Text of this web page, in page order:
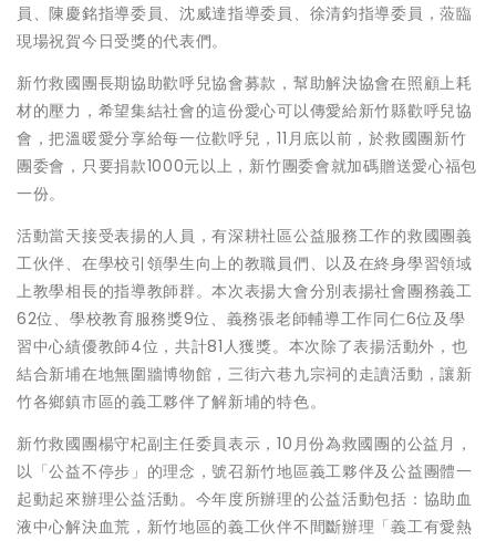
員、陳慶銘指導委員、沈威達指導委員、徐清鈞指導委員，蒞臨
現場祝賀今日受獎的代表們。
新竹救國團長期協助歡呼兒協會募款，幫助解決協會在照顧上耗
材的壓力，希望集結社會的這份愛心可以傳愛給新竹縣歡呼兒協
會，把溫暖愛分享給每一位歡呼兒，11月底以前，於救國團新竹
團委會，只要捐款1000元以上，新竹團委會就加碼贈送愛心福包
一份。
活動當天接受表揚的人員，有深耕社區公益服務工作的救國團義
工伙伴、在學校引領學生向上的教職員們、以及在終身學習領域
上教學相長的指導教師群。本次表揚大會分別表揚社會團務義工
62位、學校教育服務獎9位、義務張老師輔導工作同仁6位及學
習中心績優教師4位，共計81人獲獎。本次除了表揚活動外，也
結合新埔在地無圍牆博物館，三街六巷九宗祠的走讀活動，讓新
竹各鄉鎮市區的義工夥伴了解新埔的特色。
新竹救國團楊守杞副主任委員表示，10月份為救國團的公益月，
以「公益不停步」的理念，號召新竹地區義工夥伴及公益團體一
起動起來辦理公益活動。今年度所辦理的公益活動包括：協助血
液中心解決血荒，新竹地區的義工伙伴不間斷辦理「義工有愛熱